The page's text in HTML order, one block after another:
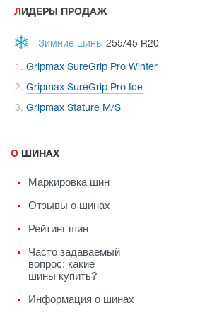
ЛИДЕРЫ ПРОДАЖ
Зимние шины 255/45 R20
Gripmax SureGrip Pro Winter
Gripmax SureGrip Pro Ice
Gripmax Stature M/S
О ШИНАХ
Маркировка шин
Отзывы о шинах
Рейтинг шин
Часто задаваемый
вопрос: какие
шины купить?
Информация о шинах